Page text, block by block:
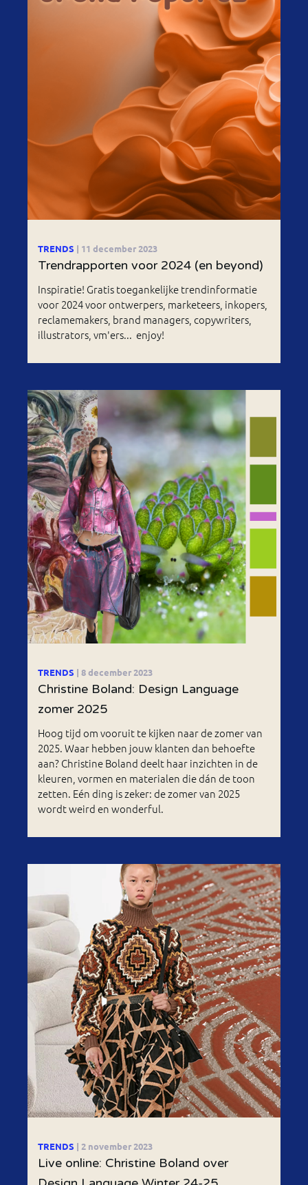
TRENDS | 11 december 2023
Trendrapporten voor 2024 (en beyond)
Inspiratie! Gratis toegankelijke trendinformatie
voor 2024 voor ontwerpers, marketeers, inkopers,
reclamemakers, brand managers, copywriters,
illustrators, vm'ers... enjoy!
TRENDS | 8 december 2023
Christine Boland: Design Language
zomer 2025
Hoog tijd om vooruit te kijken naar de zomer van
2025. Waar hebben jouw klanten dan behoefte
aan? Christine Boland deelt haar inzichten in de
kleuren, vormen en materialen die dán de toon
zetten. Eén ding is zeker: de zomer van 2025
wordt weird en wonderful.
TRENDS | 2 november 2023
Live online: Christine Boland over